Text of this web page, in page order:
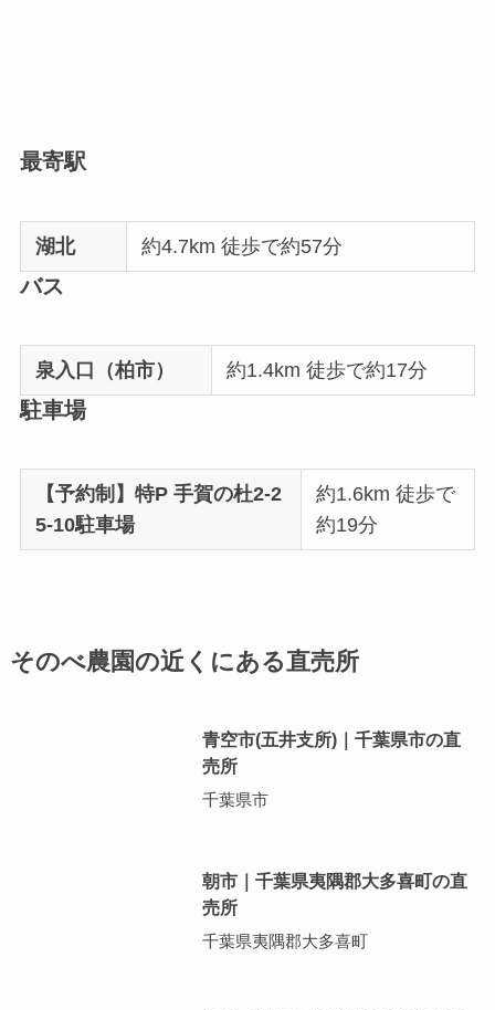
最寄駅
湖北 約4.7km 徒歩で約57分
バス
泉入口（柏市） 約1.4km 徒歩で約17分
駐車場
【予約制】特P 手賀の杜2-2
5-10駐車場
約1.6km 徒歩で
約19分
そのべ農園の近くにある直売所
青空市(五井支所)｜千葉県市の直
売所
千葉県市
朝市｜千葉県夷隅郡大多喜町の直
売所
千葉県夷隅郡大多喜町